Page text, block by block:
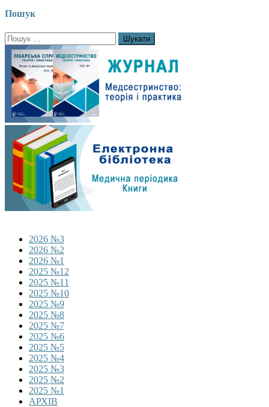
Пошук
Пошук:
2026 №3
2026 №2
2026 №1
2025 №12
2025 №11
2025 №10
2025 №9
2025 №8
2025 №7
2025 №6
2025 №5
2025 №4
2025 №3
2025 №2
2025 №1
АРХІВ